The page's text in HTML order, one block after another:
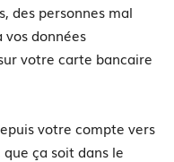
des personnes mal
données
votre carte bancaire
votre compte vers
ça soit dans le